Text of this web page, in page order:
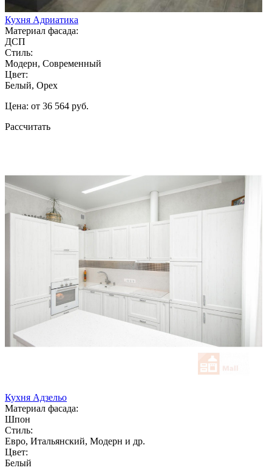
Кухня Адриатика
Материал фасада:
ДСП
Стиль:
Модерн, Современный
Цвет:
Белый, Орех
Цена: от 36 564 руб.
Рассчитать
Кухня Адзельо
Материал фасада:
Шпон
Стиль:
Евро, Итальянский, Модерн и др.
Цвет:
Белый